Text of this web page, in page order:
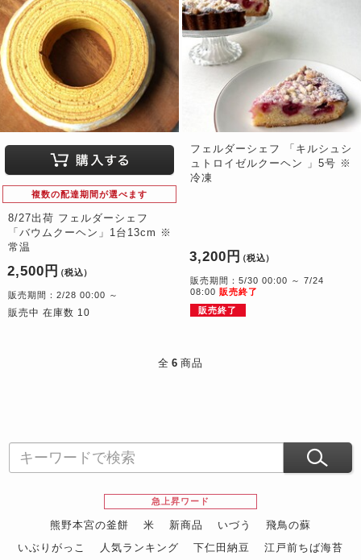
複数の配達期間が選べます
8/27出荷 フェルダーシェフ
「バウムクーヘン」1台13cm ※
常温
2,500円 （税込）
販売期間：2/28 00:00 ～
販売中 在庫数 10
フェルダーシェフ 「キルシュシ
ュトロイゼルクーヘン 」5号 ※
冷凍
3,200円 （税込）
販売期間：5/30 00:00 ～ 7/24
08:00 販売終了
販売終了
全 6 商品
急上昇ワード
熊野本宮の釜餅 米 新商品 いづう
飛鳥の蘇
いぶりがっこ
人気ランキング 下仁田納豆 江戸前ちば海苔